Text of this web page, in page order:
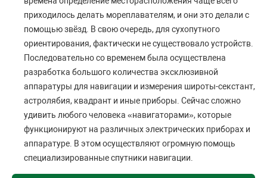
приходилось делать мореплавателям, и они это делали с
помощью звёзд. В свою очередь, для сухопутного
ориентирования, фактически не существовало устройств.
Последовательно со временем была осуществлена
разработка большого количества эксклюзивной
аппаратуры для навигации и измерения широты-секстант,
астролябия, квадрант и иные приборы. Сейчас сложно
удивить любого человека «навигаторами», которые
функционируют на различных электрических приборах и
аппаратуре. В этом осуществляют огромную помощь
специализированные спутники навигации.